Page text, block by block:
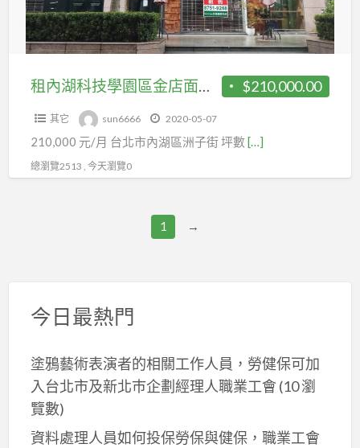
$210,000.00
租內湖科技學園區金店面辦公室人潮多賺錢快
其它 sun6666 2020-05-07
210,000 元/月 台北市內湖區洲子街 坪數[…]
總瀏覽2513 , 今天瀏覽0
1 →
今日最熱門
塗鴉藝術表演者的相關工作人員，勞健保可加
入台北市及新北巿企劃經理人職業工會 (10 瀏
覽數)
資料處理人員如何投保勞保與健保，職業工會